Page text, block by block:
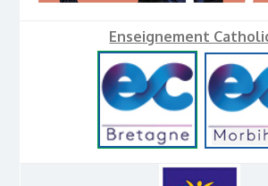
Enseignement